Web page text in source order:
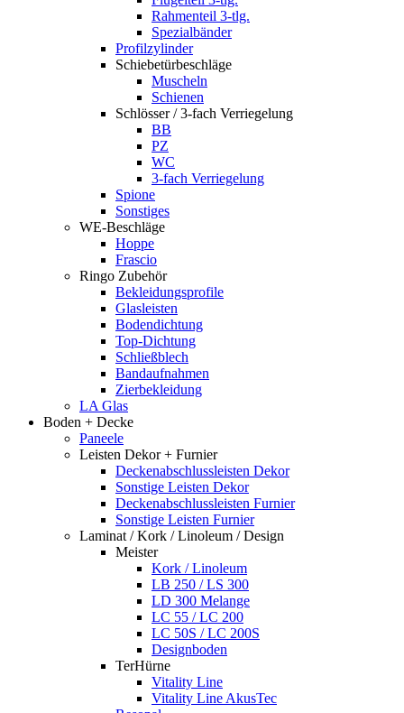
Rahmenteil 3-tlg.
Spezialbänder
Profilzylinder
Schiebetürbeschläge
Muscheln
Schienen
Schlösser / 3-fach Verriegelung
BB
PZ
WC
3-fach Verriegelung
Spione
Sonstiges
WE-Beschläge
Hoppe
Frascio
Ringo Zubehör
Bekleidungsprofile
Glasleisten
Bodendichtung
Top-Dichtung
Schließblech
Bandaufnahmen
Zierbekleidung
LA Glas
Boden + Decke
Paneele
Leisten Dekor + Furnier
Deckenabschlussleisten Dekor
Sonstige Leisten Dekor
Deckenabschlussleisten Furnier
Sonstige Leisten Furnier
Laminat / Kork / Linoleum / Design
Meister
Kork / Linoleum
LB 250 / LS 300
LD 300 Melange
LC 55 / LC 200
LC 50S / LC 200S
Designboden
TerHürne
Vitality Line
Vitality Line AkusTec